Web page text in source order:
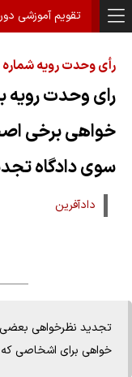
تقویم آموزشی
رأی وحدت رویه شماره 855 مورخ 1403/09/13
رای وحدت
خواهی برخی
سوی دادگاه
دادآفرین
تجدید نظرخواهی
خواهی برای اشخاصی که